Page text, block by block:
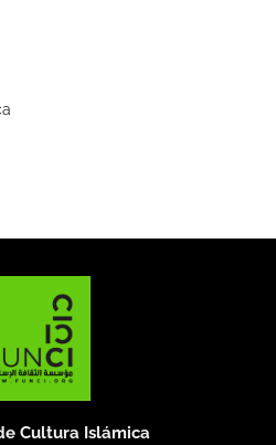
Cultura Islámica